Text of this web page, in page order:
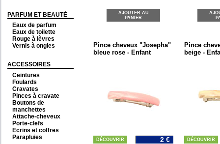
PARFUM ET BEAUTÉ
Eaux de parfum
Eaux de toilette
Rouge à lèvres
Vernis à ongles
ACCESSOIRES
Ceintures
Foulards
Cravates
Pinces à cravate
Boutons de
manchettes
Attache-cheveux
Porte-clefs
Ecrins et coffres
Parapluies
AJOUTER AU
PANIER
Pince cheveux "Josepha"
bleue rose - Enfant
DÉCOUVRIR 2 €
Pince
beige -
DÉCOUVRIR